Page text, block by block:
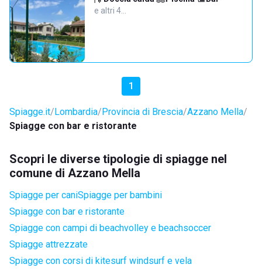
e altri 4…
1
Spiagge.it Lombardia Provincia di Brescia Azzano Mella
Spiagge con bar e ristorante
Scopri le diverse tipologie di spiagge nel
comune di Azzano Mella
Spiagge per caniSpiagge per bambini
Spiagge con bar e ristorante
Spiagge con campi di beachvolley e beachsoccer
Spiagge attrezzate
Spiagge con corsi di kitesurf windsurf e vela